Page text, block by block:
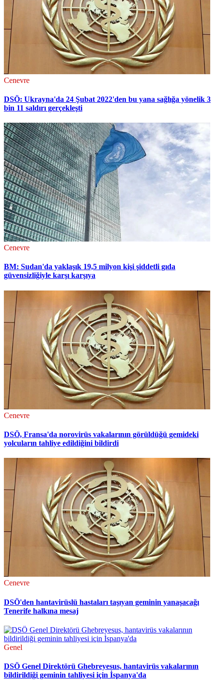
Cenevre
DSÖ: Ukrayna'da 24 Şubat 2022'den bu yana sağlığa yönelik 3
bin 11 saldırı gerçekleşti
Cenevre
BM: Sudan'da yaklaşık 19,5 milyon kişi şiddetli gıda
güvensizliğiyle karşı karşıya
Cenevre
DSÖ, Fransa'da norovirüs vakalarının görüldüğü gemideki
yolcuların tahliye edildiğini bildirdi
Cenevre
DSÖ'den hantavirüslü hastaları taşıyan geminin yanaşacağı
Tenerife halkına mesaj
Genel
DSÖ Genel Direktörü Ghebreyesus, hantavirüs vakalarının
bildirildiği geminin tahliyesi için İspanya'da